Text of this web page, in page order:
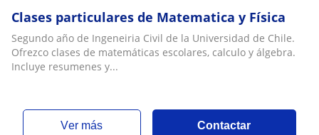
Clases particulares de Matematica y Física
Segundo año de Ingeneiria Civil de la Universidad de Chile.
Ofrezco clases de matemáticas escolares, calculo y álgebra.
Incluye resumenes y...
ver más Contactar